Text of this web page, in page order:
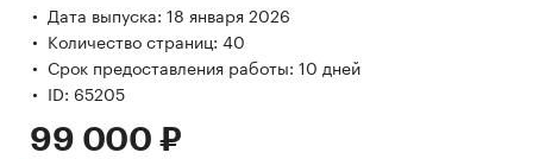
Дата выпуска: 18 января 2026
Количество страниц: 40
Срок предоставления работы: 10 дней
ID: 65205
99 000 ₽